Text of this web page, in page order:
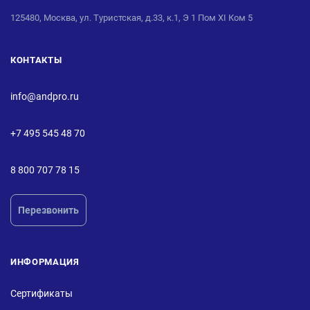
125480, Москва, ул. Туристская, д.33, к.1, Э 1 Пом XI Ком 5
КОНТАКТЫ
info@andpro.ru
+7 495 545 48 70
8 800 707 78 15
Перезвонить
ИНФОРМАЦИЯ
Сертификаты